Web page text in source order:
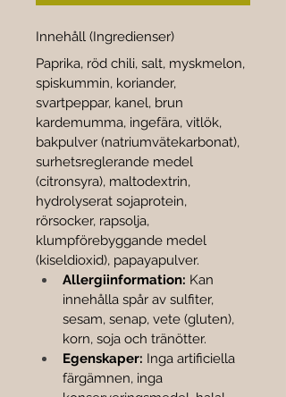
Innehåll (Ingredienser)
Paprika, röd chili, salt, myskmelon,
spiskummin, koriander,
svartpeppar, kanel, brun
kardemumma, ingefära, vitlök,
bakpulver (natriumvätekarbonat),
surhetsreglerande medel
(citronsyra), maltodextrin,
hydrolyserat sojaprotein,
rörsocker, rapsolja,
klumpförebyggande medel
(kiseldioxid), papayapulver.
Allergiinformation: Kan
innehålla spår av sulfiter,
sesam, senap, vete (gluten),
korn, soja och tränötter.
Egenskaper: Inga artificiella
färgämnen, inga